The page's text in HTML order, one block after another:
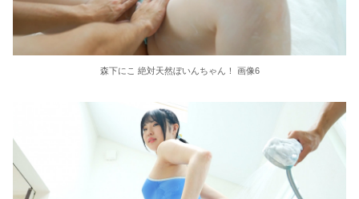
森下にこ 絶対天然ぼいんちゃん！ 画像6